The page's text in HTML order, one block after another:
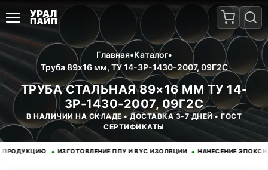
Главная•Каталог•
Труба 89x16 мм, ТУ 14-3Р-1430-2007, 09Г2С
ТРУБА СТАЛЬНАЯ 89×16 ММ ТУ 14-
3Р-1430-2007, 09Г2С
В НАЛИЧИИ НА СКЛАДЕ • ДОСТАВКА 3-7 ДНЕЙ • ГОСТ
СЕРТИФИКАТЫ
• ИЗГОТОВЛЕНИЕ ППУ И ВУС ИЗОЛЯЦИИ • НАНЕСЕНИЕ